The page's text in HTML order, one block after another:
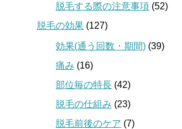
脱毛する際の注意事項 (52)
脱毛の効果 (127)
効果(通う回数・期間) (39)
痛み (16)
部位毎の特長 (42)
脱毛の仕組み (23)
脱毛前後のケア (7)